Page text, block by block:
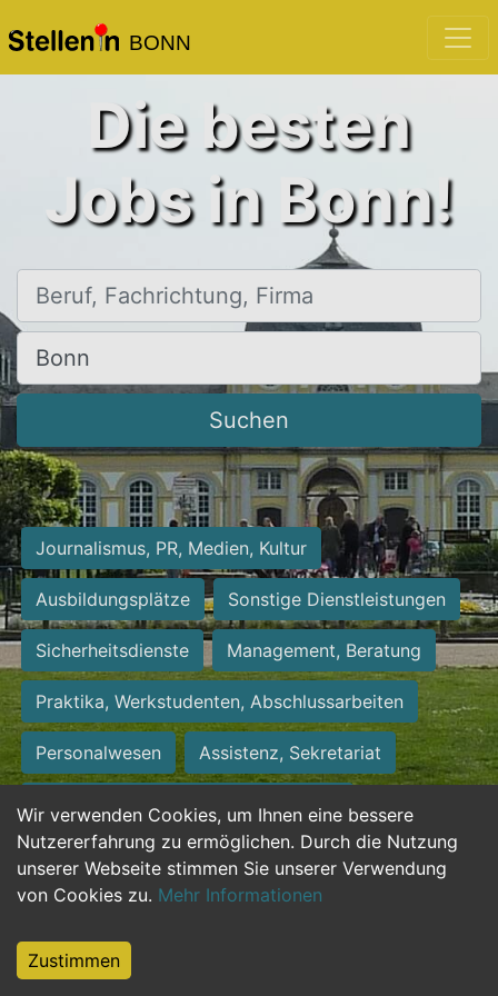
BONN
Wir verwenden Cookies, um Ihnen eine bessere
Nutzererfahrung zu ermöglichen. Durch die Nutzung
unserer Webseite stimmen Sie unserer Verwendung
von Cookies zu. Mehr Informationen
Zustimmen
Die besten
Jobs in Bonn!
Beruf, Fachrichtung, Firma
Ort, Stadt
Suchen
Journalismus, PR, Medien, Kultur
Ausbildungsplätze Sonstige Dienstleistungen
Sicherheitsdienste Management, Beratung
Praktika, Werkstudenten, Abschlussarbeiten
Personalwesen Assistenz, Sekretariat
Hilfskräfte, Aushilfs- und Nebenjobs
Einkauf, Logistik, Materialwirtschaft
Weiterbildung, Studium, duale Ausbildung
Tourismus